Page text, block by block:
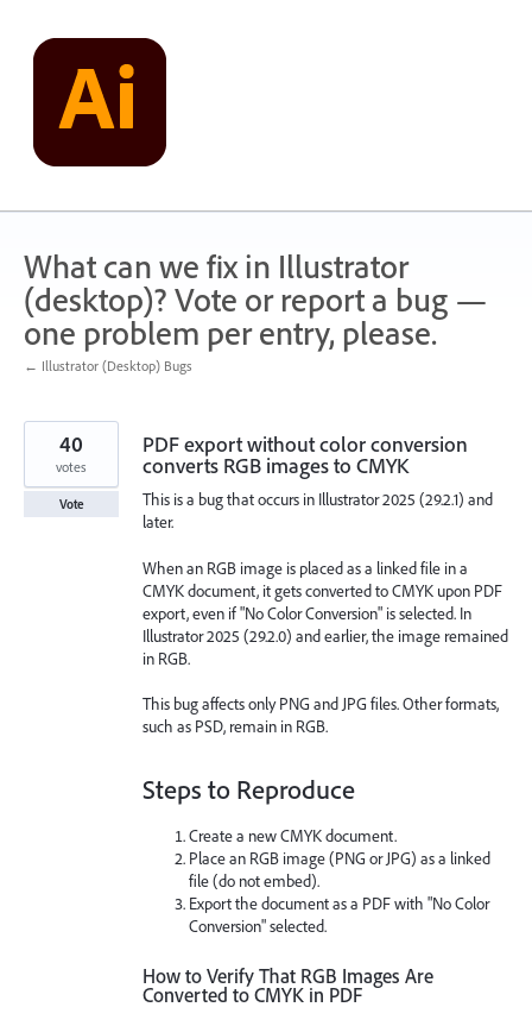
content
What can we fix in Illustrator
(desktop)? Vote or report a bug —
one problem per entry, please.
← Illustrator (Desktop) Bugs
PDF export without color conversion
converts RGB images to CMYK
This is a bug that occurs in Illustrator 2025 (29.2.1) and
later.
When an RGB image is placed as a linked file in a
CMYK document, it gets converted to CMYK upon PDF
export, even if "No Color Conversion" is selected. In
Illustrator 2025 (29.2.0) and earlier, the image remained
in RGB.
This bug affects only PNG and JPG files. Other formats,
such as PSD, remain in RGB.
Steps to Reproduce
Create a new CMYK document.
Place an RGB image (PNG or JPG) as a linked
file (do not embed).
Export the document as a PDF with "No Color
Conversion" selected.
How to Verify That RGB Images Are
Converted to CMYK in PDF
40
votes
Vote